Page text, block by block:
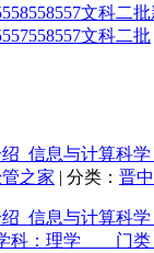
文科二
文科二批
_信息与计算科
之家 | 分类： 晋
_信息与计算科
科：理学 门